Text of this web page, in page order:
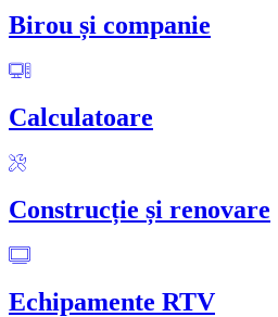
Birou și companie
Calculatoare
Construcție și renovare
Echipamente RTV